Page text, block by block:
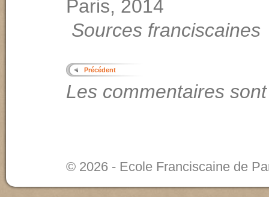
Paris,
Sources franciscaines
Précédent
Les commentaires
© 2026 - Ecole Franciscaine de